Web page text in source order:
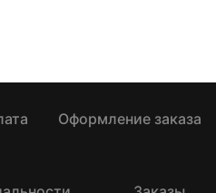
Оформление заказа